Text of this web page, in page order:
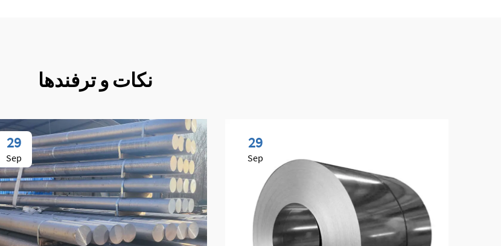
نکات و ترفندها
29
Sep
29
Sep